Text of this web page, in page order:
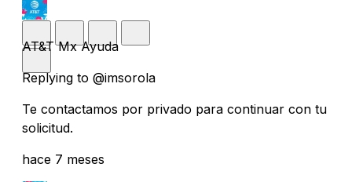
AT&T Mx Ayuda
Replying to @imsorola
Te contactamos por privado para continuar con tu
solicitud.
hace 7 meses